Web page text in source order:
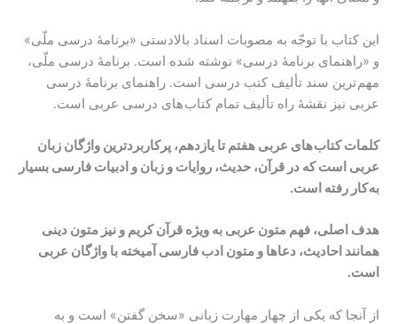
این کتاب با توجّه به مصوبات اسناد بالادستی «برنامۀ درسی ملّی»
و «راهنمای برنامۀ درسی» نوشته شده است. برنامۀ درسی ملّی،
مهم ترین سند تألیف کتب درسی است. راهنمای برنامۀ درسی
عربی نیز نقشۀ راه تألیف تمام کتاب های درسی عربی است.
کلمات کتاب های عربی هفتم تا یازدهم، پرکاربردترین واژگان زبان
عربی است که در قرآن، حدیث، روایات و زبان و ادبیات فارسی بسیار
به کار رفته است.
هدف اصلی، فهم متون عربی به ویژه قرآن کریم و نیز متون دینی
همانند احادیث، دعاها و متون ادب فارسی آمیخته با واژگان عربی
است.
از آنجا که یکی از چهار مهارت زبانی «سخن گفتن» است و به